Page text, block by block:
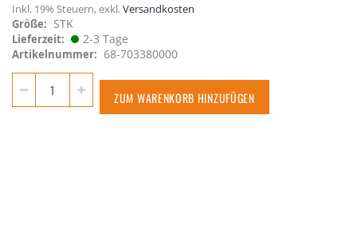
Inkl. 19% Steuern,exkl. Versandkosten
Größe
STK
Lieferzeit 2-3 Tage
Artikelnummer 68-703380000
ZUM WARENKORB HINZUFÜGEN